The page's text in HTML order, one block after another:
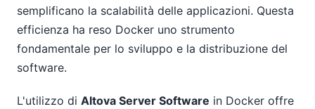
semplificano la scalabilità delle applicazioni. Questa
efficienza ha reso Docker uno strumento
fondamentale per lo sviluppo e la distribuzione del
software.
L'utilizzo di Altova Server Software in Docker offre